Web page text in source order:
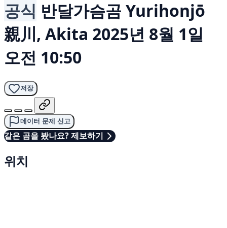
공식 반달가슴곰 Yurihonjō
親川, Akita 2025년 8월 1일
오전 10:50
저장
데이터 문제 신고
같은 곰을 봤나요? 제보하기
위치